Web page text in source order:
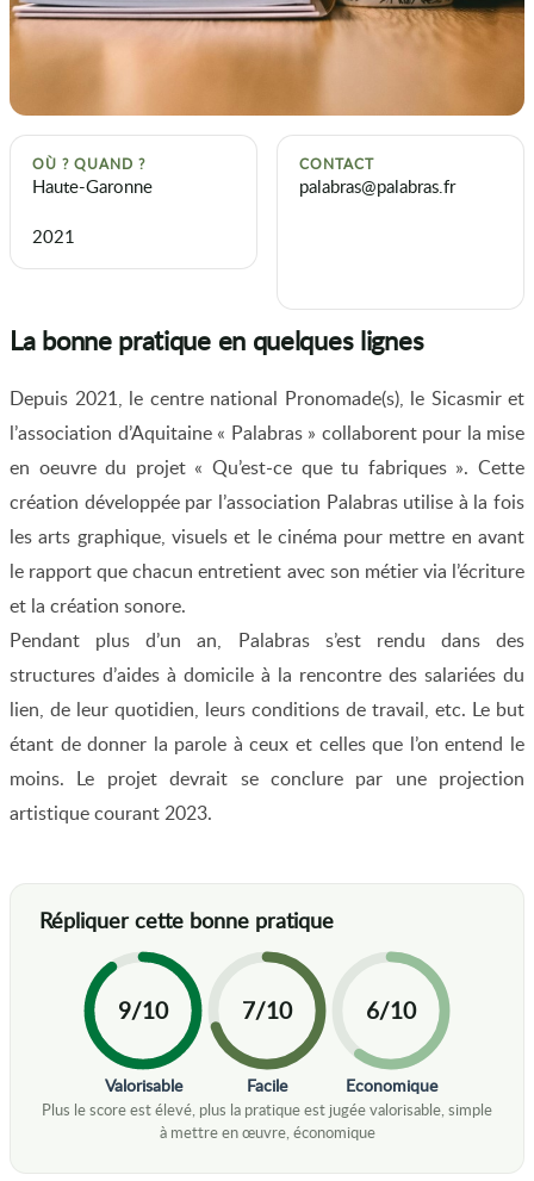
OÙ ? QUAND ?
Haute-Garonne
2021
CONTACT
palabras@palabras.fr
La bonne pratique en quelques lignes
Depuis 2021, le centre national Pronomade(s), le Sicasmir et
l’association d’Aquitaine « Palabras » collaborent pour la mise
en oeuvre du projet « Qu’est-ce que tu fabriques ». Cette
création développée par l’association Palabras utilise à la fois
les arts graphique, visuels et le cinéma pour mettre en avant
le rapport que chacun entretient avec son métier via l’écriture
et la création sonore.
Pendant plus d’un an, Palabras s’est rendu dans des
structures d’aides à domicile à la rencontre des salariées du
lien, de leur quotidien, leurs conditions de travail, etc. Le but
étant de donner la parole à ceux et celles que l’on entend le
moins. Le projet devrait se conclure par une projection
artistique courant 2023.
9/10
Valorisable
7/10
Facile
6/10
Economique